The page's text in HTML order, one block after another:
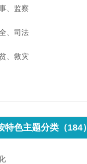
、监察
、司法
、救灾
特色主题分类（184）